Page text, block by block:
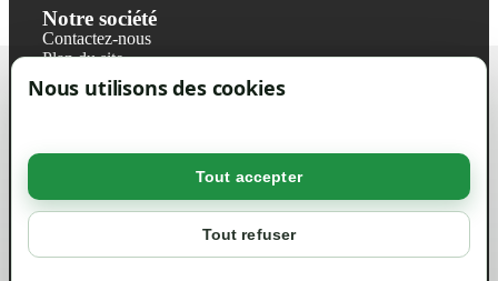
Nous utilisons des cookies
Tout accepter
Tout refuser
Notre société
Contactez-nous
Plan du site
Magasin
Mentions légales
Politique de confidentialité RGPD
Votre compte